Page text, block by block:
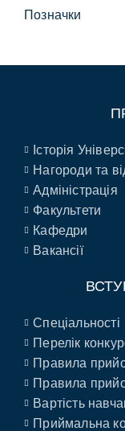
Позначки
Історія
Нагороди та
Адміністрація
Факультети
Кафедри
Вакансії
Спеціальності
Перелік
Правила
Правила
Вартість
Приймальна